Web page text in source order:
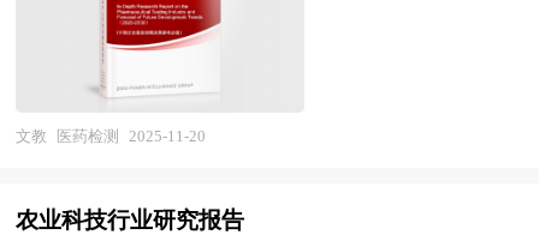
理总局、国家发改委、国家经济信息中心、国务院
发展研究中心、国家海关总署、中国经济景气监测
中心、中国行业研究网、国内外相关报刊杂志的基
础信息以及游泳馆专业研究单位等公布和提供的大
内容进行详细的阐述和深入的分析，着重对游泳馆
可能；非侵入式技术在抑郁症、神经性厌食症等精
神疾病治疗中展现明确疗效。政策层面，工业和信
息化部等七部门明确将脑机接口纳入国家战略性新
兴产业图谱，提出2027年关键技术突破、2030年综
省级培育行动方案，创新医疗器械特别审查通道加
续强化、药品追溯体系全面落地及创新药密集上市
的背景下，医药检测已从传统的实验室终端检验模
式，加速向"检验方法研究-标准复核-质量控制-数
据服务"一体化的智慧检测生态演进，成为构建现
施。 当前行业正处于技术迭代与监管范式转型的
文教 医药检测 2025-11-20
农业科技行业研究报告